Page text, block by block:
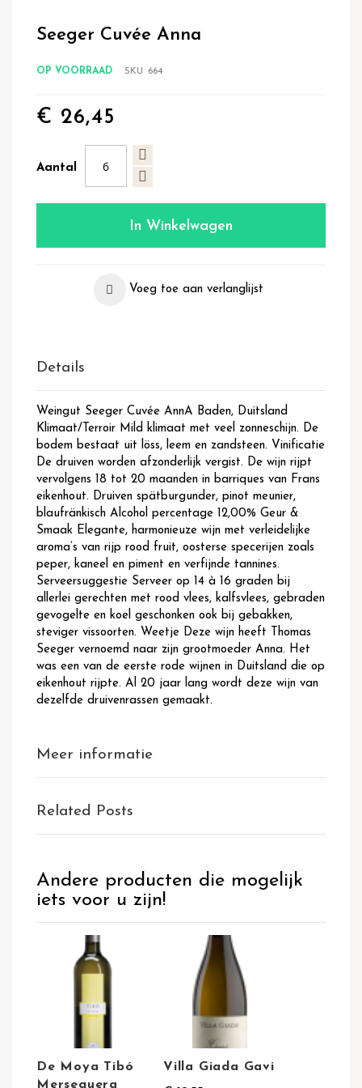
het
van
afbeeldingen-
gallerij
Seeger Cuvée Anna
OP VOORRAAD SKU 664
€ 26,45
Aantal
In Winkelwagen
Voeg toe aan verlanglijst
Details
Weingut Seeger Cuvée AnnA Baden, Duitsland
Klimaat/Terroir Mild klimaat met veel zonneschijn. De
bodem bestaat uit löss, leem en zandsteen. Vinificatie
De druiven worden afzonderlijk vergist. De wijn rijpt
vervolgens 18 tot 20 maanden in barriques van Frans
eikenhout. Druiven spätburgunder, pinot meunier,
blaufränkisch Alcohol percentage 12,00% Geur &
Smaak Elegante, harmonieuze wijn met verleidelijke
aroma’s van rijp rood fruit, oosterse specerijen zoals
peper, kaneel en piment en verfijnde tannines.
Serveersuggestie Serveer op 14 à 16 graden bij
allerlei gerechten met rood vlees, kalfsvlees, gebraden
gevogelte en koel geschonken ook bij gebakken,
steviger vissoorten. Weetje Deze wijn heeft Thomas
Seeger vernoemd naar zijn grootmoeder Anna. Het
was een van de eerste rode wijnen in Duitsland die op
eikenhout rijpte. Al 20 jaar lang wordt deze wijn van
dezelfde druivenrassen gemaakt.
Meer informatie
Related Posts
Andere producten die mogelijk
iets voor u zijn!
De Moya Tibó
Merseguera
Villa Giada Gavi